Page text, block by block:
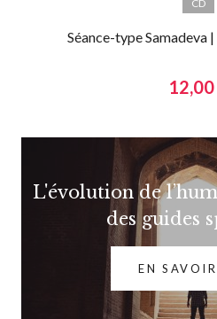
CD
Séance-type Samadeva
L'évolution de
des guides
EN